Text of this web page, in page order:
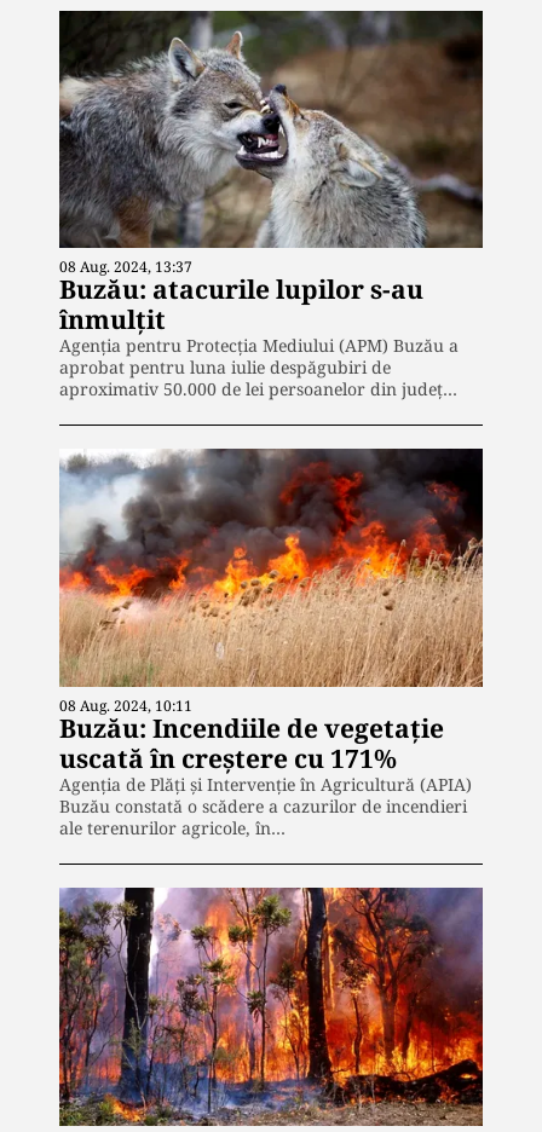
08 Aug. 2024, 13:37
Buzău: atacurile lupilor s-au
înmulțit
Agenţia pentru Protecţia Mediului (APM) Buzău a
aprobat pentru luna iulie despăgubiri de
aproximativ 50.000 de lei persoanelor din județ…
08 Aug. 2024, 10:11
Buzău: Incendiile de vegetaţie
uscată în creştere cu 171%
Agenţia de Plăţi şi Intervenţie în Agricultură (APIA)
Buzău constată o scădere a cazurilor de incendieri
ale terenurilor agricole, în…